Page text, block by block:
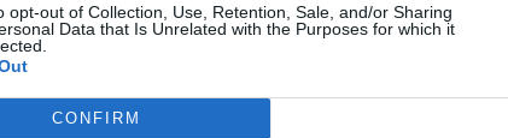
opt-out of Collection, Use, Retention, Sale, and/or Sharing
Data that Is Unrelated with the Purposes for which it
CONFIRM
08/08/26 06:00
responsables: no siempre el banco